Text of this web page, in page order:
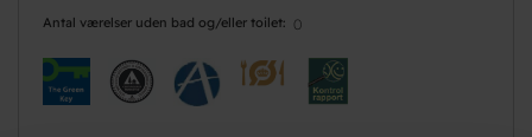
Antal værelser uden bad og/eller toilet 0